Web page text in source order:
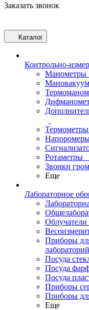
Заказать звонок
Каталог
Контрольно-
Манометры
Термометры
Ротаметры
Звонки
Еще
Лабораторное
Приборы
лабораторий
Посуда
Посуда
Посуда
Приборы
Приборы
Еще